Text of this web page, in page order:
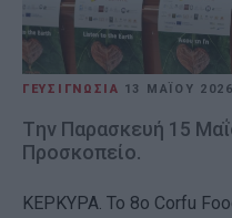
ΓΕΥΣΙΓΝΩΣΙΑ 13 ΜΑΪ́ΟΥ 2026
Tην Παρασκευή 15
Προσκοπείο.
ΚΕΡΚΥΡΑ. Το 8ο Corfu